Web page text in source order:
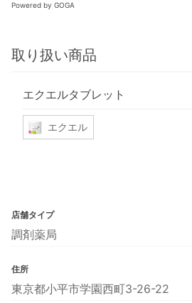
Powered by GOGA
取り扱い商品
エクエルタブレット
エクエル
店舗タイプ
調剤薬局
住所
東京都小平市学園西町3-26-22